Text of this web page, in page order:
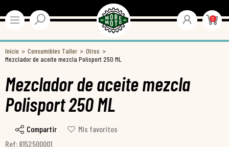
0
Inicio Consumibles Taller
Otros
Mezclador de aceite mezcla Polisport 250 ML
Mezclador de aceite mezcla
Polisport 250 ML
Compartir
Mis favoritos
Ref: 8152500001